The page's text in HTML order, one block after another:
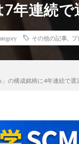
7年連続で
その他の記事 プ
」の構成銘柄に4年連続で